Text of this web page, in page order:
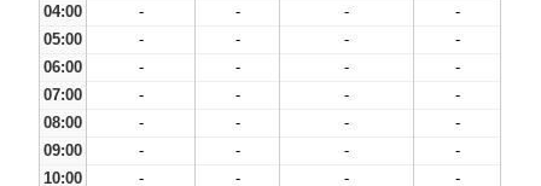
04:00
- - -
-
05:00
- - -
-
06:00
- - -
-
07:00
- - -
-
08:00
- - -
-
09:00
- - -
-
10:00
- - -
-